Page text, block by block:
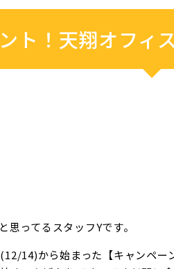
ト！天翔オフィ
ってるスタッフYです。
14)から始まった【キャンペー